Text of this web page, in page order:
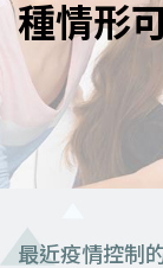
種情形
最近疫情控制